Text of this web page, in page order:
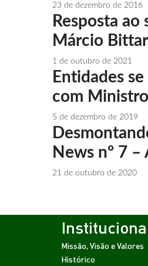
23 de dezembro de 2016
Resposta ao
Márcio Bittar
1 de outubro de 2021
Entidades
com
5 de dezembro de 2019
News nº 7 –
21 de outubro de 2020
Missão, Visão e Valores
Histórico